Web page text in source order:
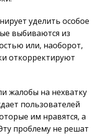
уделить особое
выбиваются из
или, наоборот,
откорректируют
жалобы на нехватку
пользователей
им нравятся, а
проблему не решат